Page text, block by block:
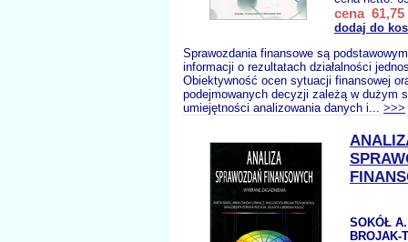
cena 61,75
dodaj do
Sprawozdania finansowe są
informacji o rezultatach działalności
Obiektywność ocen sytuacji finansowej
podejmowanych decyzji zależą w dużym
umiejętności analizowania danych i... >>>
SOKÓŁ
BROJAK-